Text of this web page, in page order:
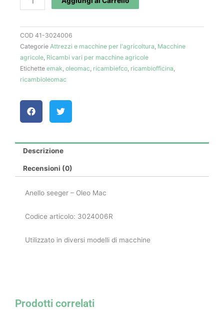
3024006R
Oleo
Mac
quantità
COD 41-3024006
Categorie Attrezzi e macchine per l'agricoltura, Macchine
agricole, Ricambi vari per macchine agricole
Etichette emak, oleomac, ricambiefco, ricambiofficina,
ricambioleomac
Descrizione
Recensioni (0)
Anello seeger – Oleo Mac
Codice articolo: 3024006R
Utilizzato in diversi modelli di macchine
Prodotti correlati